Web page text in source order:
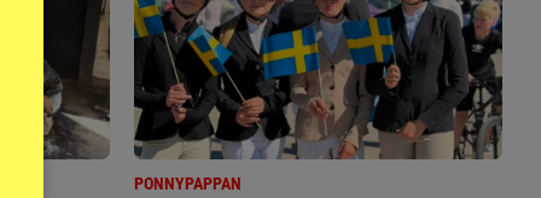
PONNYPAPPAN